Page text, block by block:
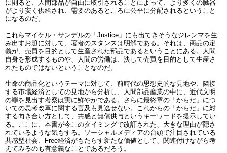
に則ると、人間部品が自由に取引されることによって、より多くの臓器
がより安く供給され、需要のあるところに公平に分配されるということ
になるのだ。
これらマイケル・サンデルの「Justice」にも出てきそうなジレンマを生
み出すお題に対して、著者のスタンスは明解である。それは、商品の定
義が、売買を目的として生産された部品であるということにある。人間
自身を形成するものや、人間の労働は、決して売買を目的として生産さ
れたものではないということなのだ。
生命の商品化というテーマに対して、前時代の思想史的な見地や、隣接
する市場経済としての見地から分析し、人間部品産業の中に、近代文明
の罪を見出す考察は実に鮮やかである。さらに最終章の「からだ」につ
いての思考改革に関する言及も見逃せない。これからの「からだ」に対
する向き合い方として、共感と無償供与というキーワードを提示してい
る。ここに、本書が今このタイミングで改訂された、大きな理由が隠さ
れているような気もする。ソーシャルメディアの台頭で注目されている
共感型社会、Free経済がもたらす新たな価値として、関連付けながら考
えてみるのも有意義なことであるだろう。